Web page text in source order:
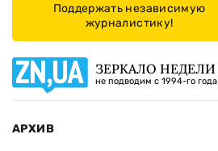
Поддержать независимую
журналистику!
ЗЕРКАЛО НЕДЕЛИ
не подводим с 1994-го года
АРХИВ